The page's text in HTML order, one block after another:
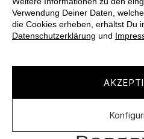
Verwendung Deiner Daten,
die Cookies erheben, erhältst Du
Datenschutzerklärung und